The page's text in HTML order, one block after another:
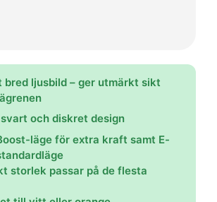
bred ljusbild – ger utmärkt sikt
och diskret design
läge för extra kraft samt E-
storlek passar på de flesta